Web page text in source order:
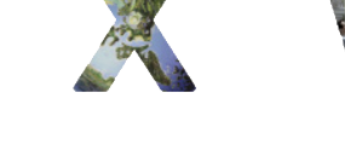
Lloyd / Waouh